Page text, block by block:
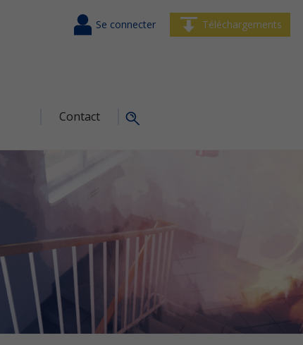
Contact
Se connecter Téléchargements